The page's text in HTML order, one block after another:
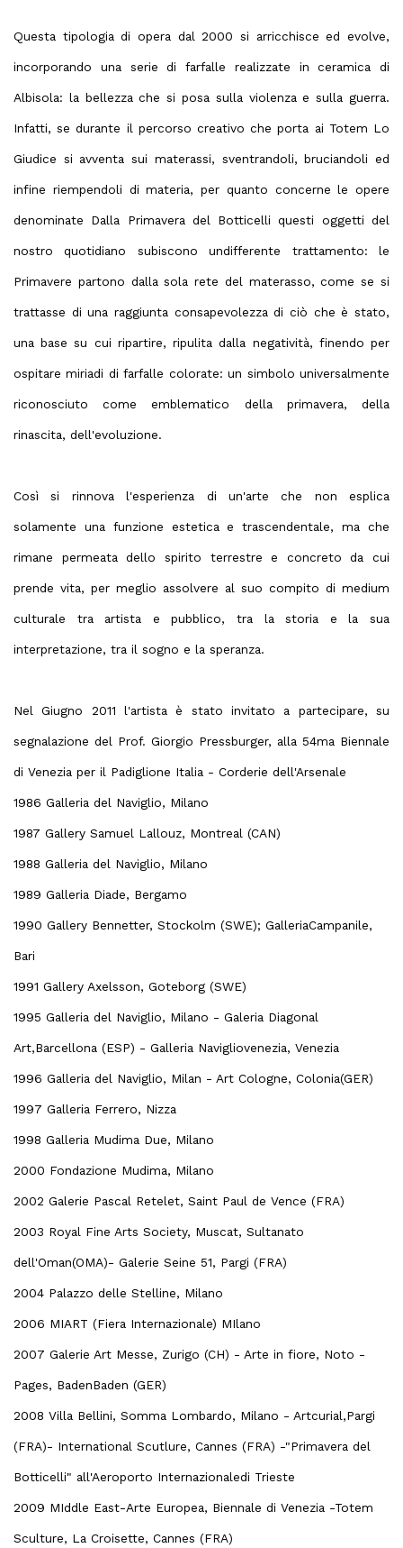
Questa tipologia di opera dal 2000 si arricchisce ed evolve,
incorporando una serie di farfalle realizzate in ceramica di
Albisola: la bellezza che si posa sulla violenza e sulla guerra.
Infatti, se durante il percorso creativo che porta ai Totem Lo
Giudice si avventa sui materassi, sventrandoli, bruciandoli ed
infine riempendoli di materia, per quanto concerne le opere
denominate Dalla Primavera del Botticelli questi oggetti del
nostro quotidiano subiscono undifferente trattamento: le
Primavere partono dalla sola rete del materasso, come se si
trattasse di una raggiunta consapevolezza di ciò che è stato,
una base su cui ripartire, ripulita dalla negatività, finendo per
ospitare miriadi di farfalle colorate: un simbolo universalmente
riconosciuto come emblematico della primavera, della
rinascita, dell'evoluzione.
Così si rinnova l'esperienza di un'arte che non esplica
solamente una funzione estetica e trascendentale, ma che
rimane permeata dello spirito terrestre e concreto da cui
prende vita, per meglio assolvere al suo compito di medium
culturale tra artista e pubblico, tra la storia e la sua
interpretazione, tra il sogno e la speranza.
Nel Giugno 2011 l'artista è stato invitato a partecipare, su
segnalazione del Prof. Giorgio Pressburger, alla 54ma Biennale
di Venezia per il Padiglione Italia - Corderie dell'Arsenale
1986 Galleria del Naviglio, Milano
1987 Gallery Samuel Lallouz, Montreal (CAN)
1988 Galleria del Naviglio, Milano
1989 Galleria Diade, Bergamo
1990 Gallery Bennetter, Stockolm (SWE); GalleriaCampanile,
Bari
1991 Gallery Axelsson, Goteborg (SWE)
1995 Galleria del Naviglio, Milano - Galeria Diagonal
Art,Barcellona (ESP) - Galleria Navigliovenezia, Venezia
1996 Galleria del Naviglio, Milan - Art Cologne, Colonia(GER)
1997 Galleria Ferrero, Nizza
1998 Galleria Mudima Due, Milano
2000 Fondazione Mudima, Milano
2002 Galerie Pascal Retelet, Saint Paul de Vence (FRA)
2003 Royal Fine Arts Society, Muscat, Sultanato
dell'Oman(OMA)- Galerie Seine 51, Pargi (FRA)
2004 Palazzo delle Stelline, Milano
2006 MIART (Fiera Internazionale) MIlano
2007 Galerie Art Messe, Zurigo (CH) - Arte in fiore, Noto -
Pages, BadenBaden (GER)
2008 Villa Bellini, Somma Lombardo, Milano - Artcurial,Pargi
(FRA)- International Scutlure, Cannes (FRA) -"Primavera del
Botticelli" all'Aeroporto Internazionaledi Trieste
2009 MIddle East-Arte Europea, Biennale di Venezia -Totem
Sculture, La Croisette, Cannes (FRA)